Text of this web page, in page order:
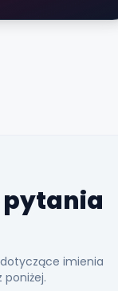
pytania
imienia
poniżej.